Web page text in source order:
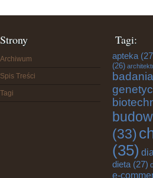
Strony
Archiwum
Spis Treści
Tagi
Tagi:
apteka
(26)
badania
(33)
(35)
dieta (27)
e-